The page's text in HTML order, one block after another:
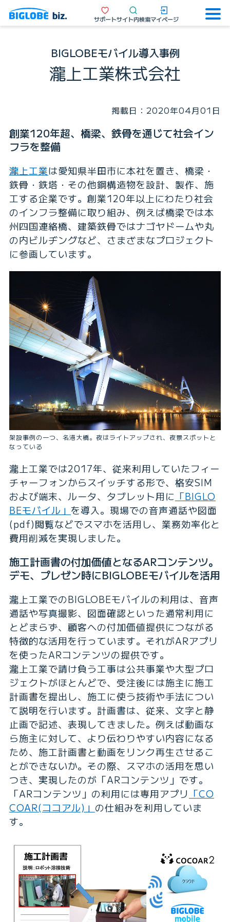
サポートサイト内検索マイページ
BIGLOBEモバイル導入事例
瀧上工業株式会社
掲載日：2020年04月01日
創業120年超、橋梁、鉄骨を通じて社会イン
フラを整備
瀧上工業は愛知県半田市に本社を置き、橋梁・
鉄骨・鉄塔・その他鋼構造物を設計、製作、施
工する企業です。創業120年以上にわたり社会
のインフラ整備に取り組み、例えば橋梁では本
州四国連絡橋、建築鉄骨ではナゴヤドームや丸
の内ビルヂングなど、さまざまなプロジェクト
に参画しています。
架設事例の一つ、名港大橋。夜はライトアップされ、夜景スポットと
なっている
瀧上工業では2017年、従来利用していたフィー
チャーフォンからスイッチする形で、格安SIM
および端末、ルータ、タブレット用に 「BIGLO
BEモバイル」 を導入。現場での音声通話や図面
(pdf)閲覧などでスマホを活用し、業務効率化と
費用削減を実現しました。
施工計画書の付加価値となるARコンテンツ。
デモ、プレゼン時にBIGLOBEモバイルを活用
瀧上工業でのBIGLOBEモバイルの利用は、音声
通話や写真撮影、図面確認といった通常利用に
とどまらず、顧客への付加価値提供につながる
特徴的な活用を行っています。それがARアプリ
を使ったARコンテンツの提供です。
瀧上工業で請け負う工事は公共事業や大型プロ
ジェクトがほとんどで、受注後には施主に施工
計画書を提出し、施工に使う技術や手法につい
て説明を行います。計画書は、従来、文字と静
止画で記述、表現してきました。例えば動画な
ら施主に対して、より伝わりやすい内容になる
ため、施工計画書と動画をリンク再生させるこ
とができないか。その際、スマホの活用を思い
つき、実現したのが「ARコンテンツ」です。
「ARコンテンツ」の利用には専用アプリ 「CO
COAR(ココアル)」 の仕組みを利用していま
す。